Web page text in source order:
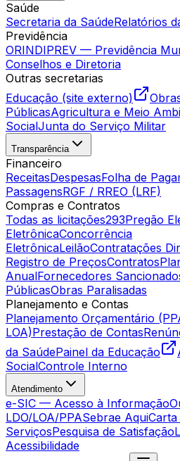
Saúde
Secretaria da SaúdeRelatórios
Previdência
ORINDIPREV — Previdência
Conselhos e Diretoria
Outras secretarias
Educação (site externo)
PúblicasAgricultura e Meio
SocialJunta do Serviço Militar
Transparência
Financeiro
ReceitasDespesasFolha de
PassagensRGF / RREO (LRF)
Compras e Contratos
Todas as licitações293Pregão
EletrônicaConcorrência
EletrônicaLeilãoContratações
Registro de PreçosContratos
AnualFornecedores
PúblicasObras Paralisadas
Planejamento e Contas
Planejamento Orçamentário
LOA)Prestação de Contas
da SaúdePainel da Educação
SocialControle Interno
Atendimento
e-SIC — Acesso à Informação
LDO/LOA/PPASebrae AquiCarta
ServiçosPesquisa de Satisfação
Acessibilidade